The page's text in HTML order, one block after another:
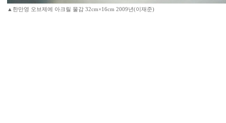
▲한만영 오브제에 아크릴 물감 32cm×16cm 2009년(이재준)